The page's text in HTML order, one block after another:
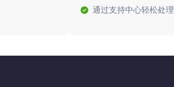
通过支持中心轻松处理